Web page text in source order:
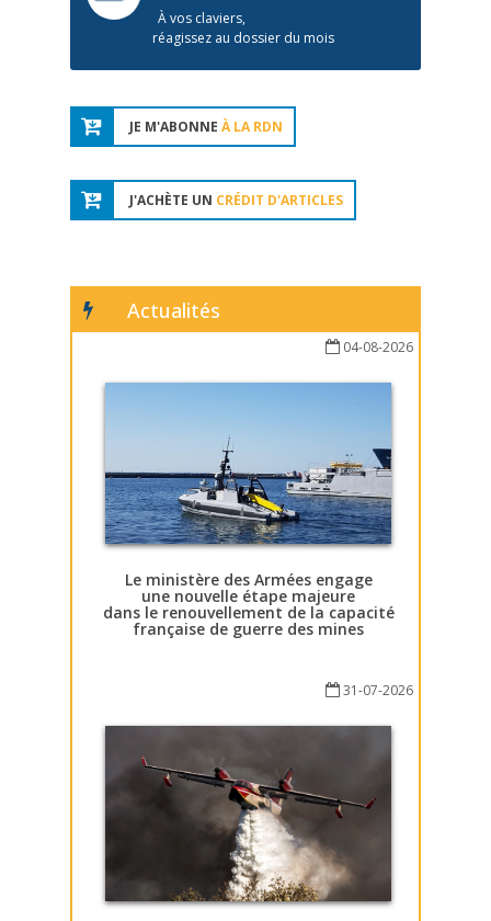
À vos claviers,
réagissez au dossier du mois
JE M'ABONNE À LA RDN
J'ACHÈTE UN CRÉDIT D'ARTICLES
Actualités
04-08-2026
Le ministère des Armées engage
une nouvelle étape majeure
dans le renouvellement de la capacité
française de guerre des mines
31-07-2026